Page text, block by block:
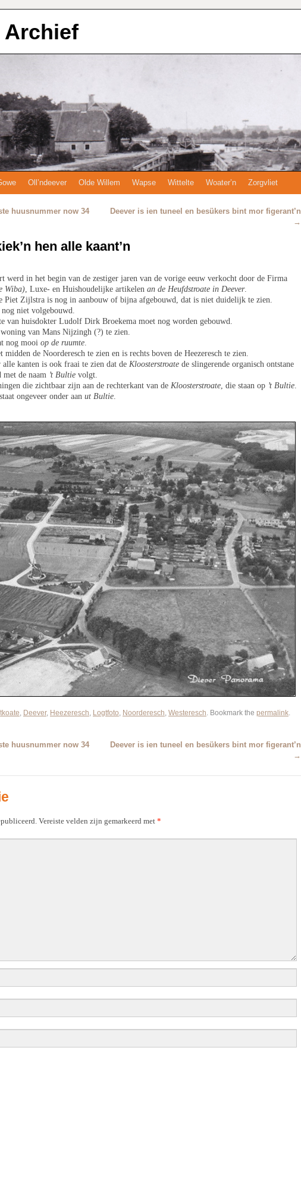
Archief
Oll’ndeever Olde Willem Wapse Wittelte Woater’n Zorgvliet
huusnummer now 34
Deever is ien tuneel en besükers bint mor figerant’n
→
hen alle kaant’n
werd in het begin van de zestiger jaren van de vorige eeuw verkocht door de Firma
Wiba) , Luxe- en Huishoudelijke artikelen an de Heufdstroate in Deever.
Piet Zijlstra is nog in aanbouw of bijna afgebouwd, dat is niet duidelijk te zien.
niet volgebouwd.
van huisdokter Ludolf Dirk Broekema moet nog worden gebouwd.
van Mans Nijzingh (?) te zien.
nog mooi op de ruumte
de Noorderesch te zien en is rechts boven de Heezeresch te zien.
kanten is ook fraai te zien dat de Kloosterstroate de slingerende organisch ontstane
met de naam ’t Bultie volgt.
die zichtbaar zijn aan de rechterkant van de Kloosterstroate , die staan op ’t Bultie
ongeveer onder aan ut Bultie
, Deever, Heezeresch, Logtfoto, Noorderesch, Westeresch. Bookmark the permalink.
huusnummer now 34
Deever is ien tuneel en besükers bint mor figerant’n
→
Vereiste velden zijn gemarkeerd met *